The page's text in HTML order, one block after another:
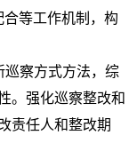
等工作机制，构
巡察方式方法，综
。强化巡察整改和
责任人和整改期